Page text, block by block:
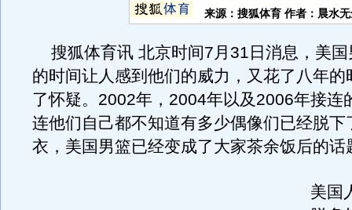
来源：搜狐体育 作者：晨水
搜狐体育讯 北京时间7月31日消息，美国
的时间让人感到他们的威力，又花了八年的
了怀疑。2002年，2004年以及2006年接连
连他们自己都不知道有多少偶像们已经脱下
衣，美国男篮已经变成了大家茶余饭后的话
美国